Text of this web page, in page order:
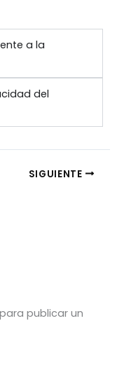
a la
del
SIGUIENTE
para publicar un